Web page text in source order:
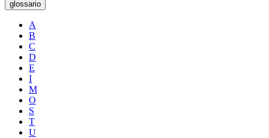
glossario
A
B
C
D
E
I
M
O
S
T
U